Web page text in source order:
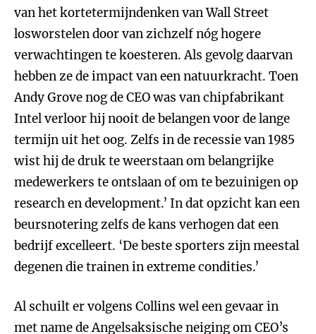
van het kortetermijndenken van Wall Street
losworstelen door van zichzelf nóg hogere
verwachtingen te koesteren. Als gevolg daarvan
hebben ze de impact van een natuurkracht. Toen
Andy Grove nog de CEO was van chipfabrikant
Intel verloor hij nooit de belangen voor de lange
termijn uit het oog. Zelfs in de recessie van 1985
wist hij de druk te weerstaan om belangrijke
medewerkers te ontslaan of om te bezuinigen op
research en development.’ In dat opzicht kan een
beursnotering zelfs de kans verhogen dat een
bedrijf excelleert. ‘De beste sporters zijn meestal
degenen die trainen in extreme condities.’
Al schuilt er volgens Collins wel een gevaar in
met name de Angelsaksische neiging om CEO’s